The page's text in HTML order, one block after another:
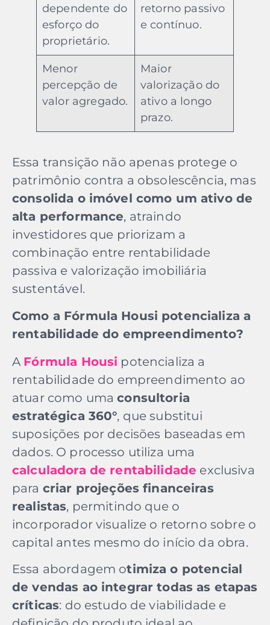
dependente do
esforço do
proprietário.
retorno passivo
e contínuo.
Menor
percepção de
valor agregado.
Maior
valorização do
ativo a longo
prazo.
Essa transição não apenas protege o
patrimônio contra a obsolescência, mas
consolida o imóvel como um ativo de
alta performance, atraindo
investidores que priorizam a
combinação entre rentabilidade
passiva e valorização imobiliária
sustentável.
Como a Fórmula Housi potencializa a
rentabilidade do empreendimento?
A Fórmula Housi potencializa a
rentabilidade do empreendimento ao
atuar como umaconsultoria
estratégica 360°, que substitui
suposições por decisões baseadas em
dados. O processo utiliza uma
calculadora de rentabilidade exclusiva
para criar projeções financeiras
realistas, permitindo que o
incorporador visualize o retorno sobre o
capital antes mesmo do início da obra.
Essa abordagem otimiza o potencial
de vendas ao integrar todas as etapas
críticas: do estudo de viabilidade e